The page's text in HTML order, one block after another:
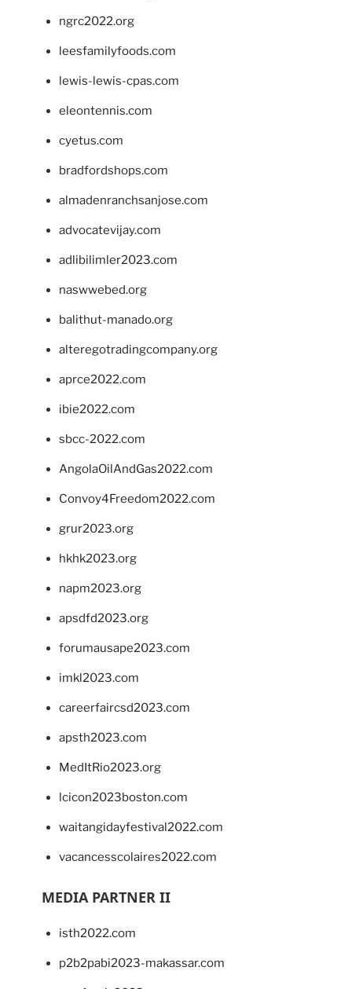
ngrc2022.org
leesfamilyfoods.com
lewis-lewis-cpas.com
eleontennis.com
cyetus.com
bradfordshops.com
almadenranchsanjose.com
advocatevijay.com
adlibilimler2023.com
naswwebed.org
balithut-manado.org
alteregotradingcompany.org
aprce2022.com
ibie2022.com
sbcc-2022.com
AngolaOilAndGas2022.com
Convoy4Freedom2022.com
grur2023.org
hkhk2023.org
napm2023.org
apsdfd2023.org
forumausape2023.com
imkl2023.com
careerfaircsd2023.com
apsth2023.com
MedItRio2023.org
lcicon2023boston.com
waitangidayfestival2022.com
vacancesscolaires2022.com
MEDIA PARTNER II
isth2022.com
p2b2pabi2023-makassar.com